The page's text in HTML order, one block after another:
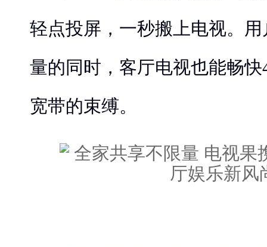
轻点投屏，一秒搬上电视。
量的同时，客厅电视也能畅
宽带的束缚。